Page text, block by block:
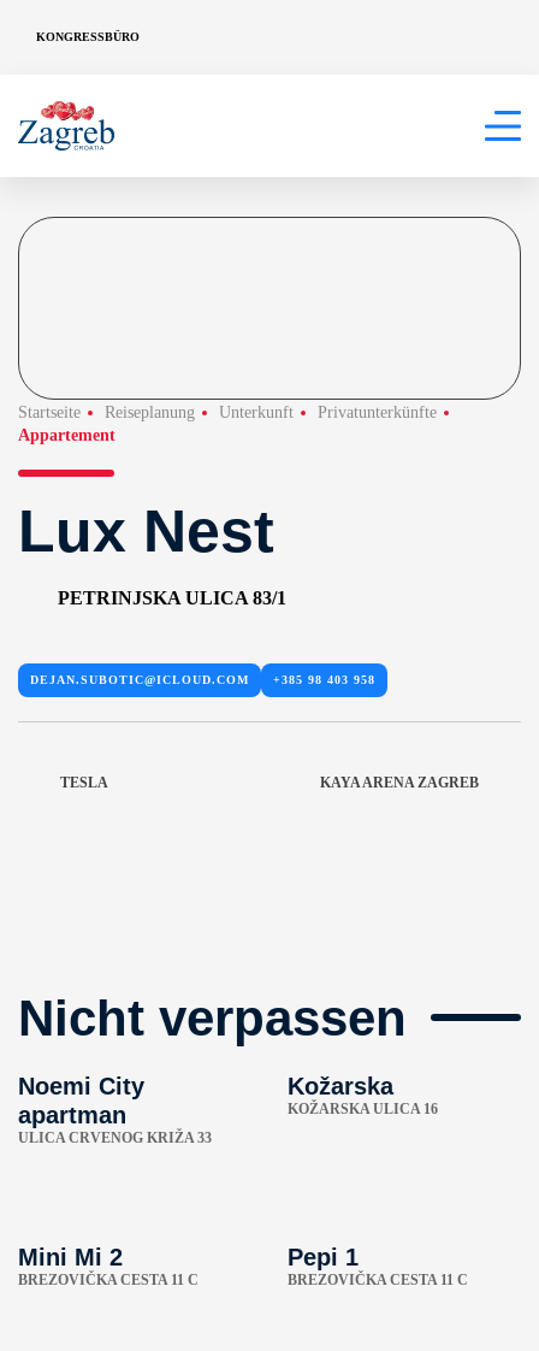
KONGRESSBÜRO
Startseite Reiseplanung Unterkunft
Privatunterkünfte
Appartement
Lux Nest
PETRINJSKA ULICA 83/1
DEJAN.SUBOTIC@ICLOUD.COM +385 98 403 958
TESLA KAYA ARENA ZAGREB
Nicht verpassen
Noemi City
apartman
ULICA CRVENOG KRIŽA 33
Kožarska
KOŽARSKA ULICA 16
Mini Mi 2
BREZOVIČKA CESTA 11 C
Pepi 1
BREZOVIČKA CESTA 11 C